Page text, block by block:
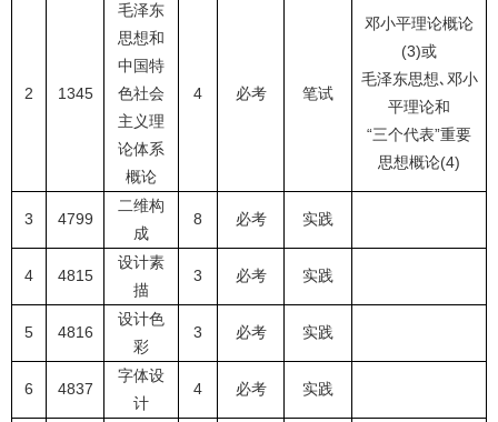
2 1345
毛泽东
思想和
中国特
色社会
主义理
论体系
概论
4 必考 笔试
邓小平理论概论
(3)或
毛泽东思想､邓小
平理论和
“三个代表”重要
思想概论(4)
3 4799
二维构
成
8 必考 实践
4 4815
设计素
描
3 必考 实践
5 4816
设计色
彩
3 必考 实践
6 4837
字体设
计
4 必考 实践